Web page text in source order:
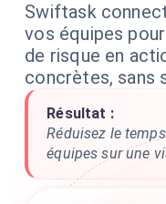
Swiftask
vos équipes
de risque en
concrètes, sans
Résultat :
Réduisez le
équipes sur une